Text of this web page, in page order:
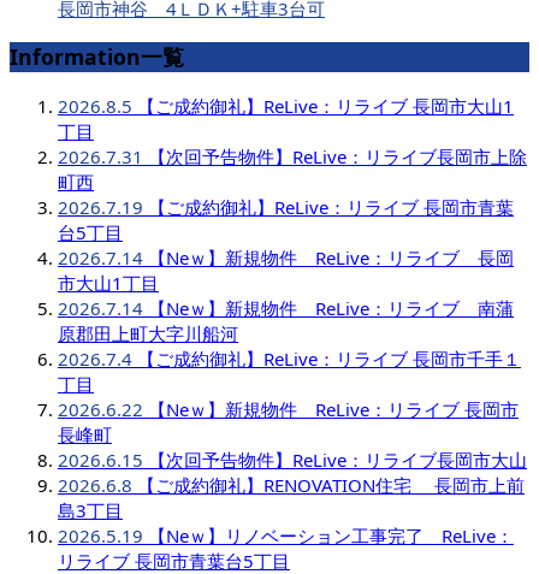
長岡市神谷 4ＬＤＫ+駐車3台可
Information一覧
2026.8.5
【ご成約御礼】ReLive：リライブ 長岡市大山1
丁目
2026.7.31
【次回予告物件】ReLive：リライブ長岡市上除
町西
2026.7.19
【ご成約御礼】ReLive：リライブ 長岡市青葉
台5丁目
2026.7.14
【Neｗ】新規物件 ReLive：リライブ 長岡
市大山1丁目
2026.7.14
【Neｗ】新規物件 ReLive：リライブ 南蒲
原郡田上町大字川船河
2026.7.4
【ご成約御礼】ReLive：リライブ 長岡市千手１
丁目
2026.6.22
【Neｗ】新規物件 ReLive：リライブ 長岡市
長峰町
2026.6.15
【次回予告物件】ReLive：リライブ長岡市大山
2026.6.8
【ご成約御礼】RENOVATION住宅 長岡市上前
島3丁目
2026.5.19
【Neｗ】リノベーション工事完了 ReLive：
リライブ 長岡市青葉台5丁目